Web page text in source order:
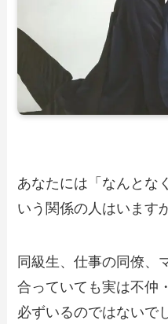
あなたには「なんとな
いう関係の人はいます
同級生、仕事の同僚、
合っていても実は不仲
必ずいるのではないで